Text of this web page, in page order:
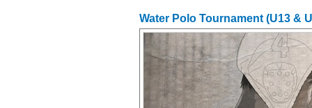
Water Polo Tournament (U13 &